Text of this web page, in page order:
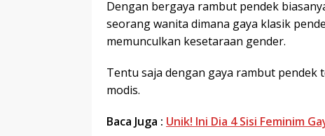
Dengan bergaya rambut pendek
seorang wanita dimana gaya klasik
memunculkan kesetaraan gender.
Tentu saja dengan gaya rambut
modis.
Baca Juga : Unik! Ini Dia 4 Sisi Feminim